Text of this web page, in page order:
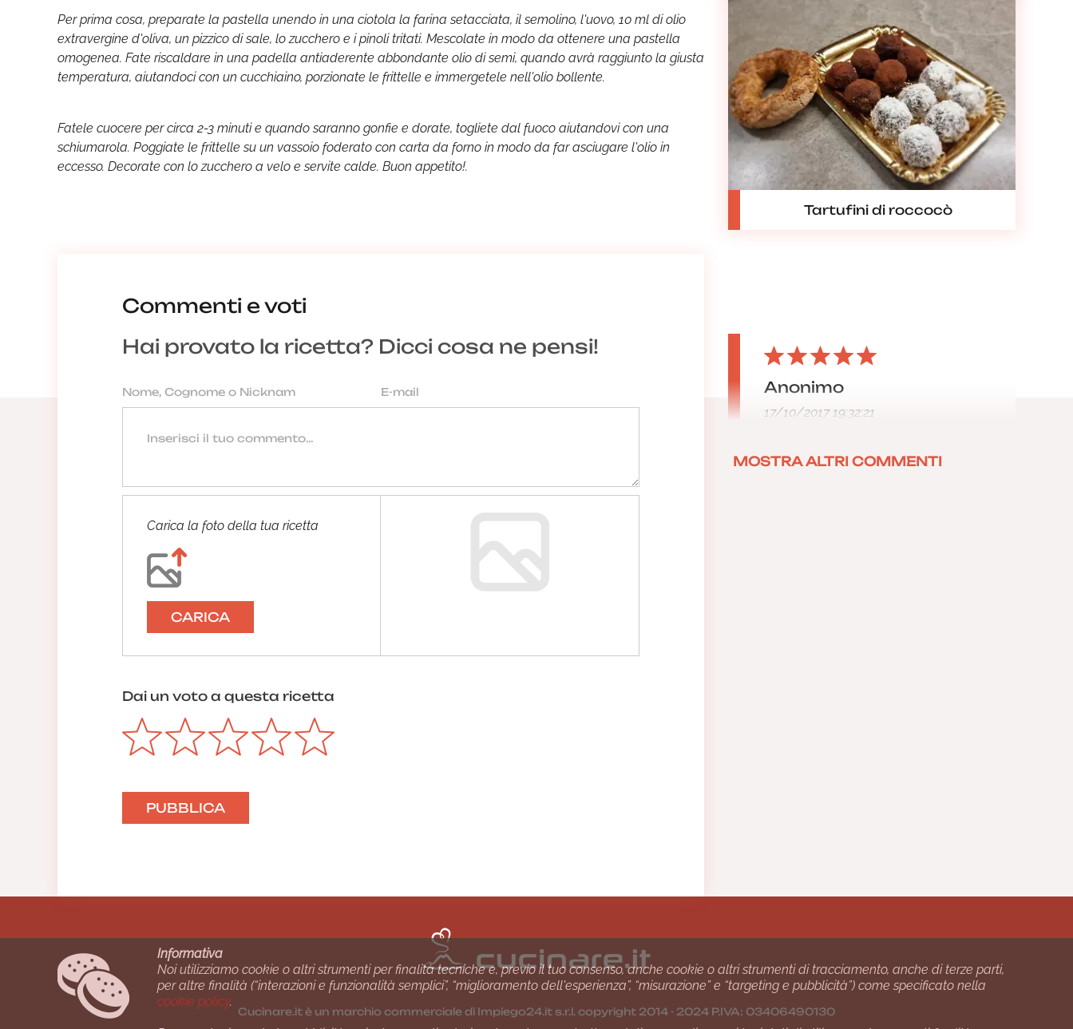
Per prima cosa, preparate la pastella unendo in una ciotola la farina setacciata, il semolino, l'uovo, 10 ml di olio
extravergine d'oliva, un pizzico di sale, lo zucchero e i pinoli tritati. Mescolate in modo da ottenere una pastella
omogenea. Fate riscaldare in una padella antiaderente abbondante olio di semi, quando avrà raggiunto la giusta
temperatura, aiutandoci con un cucchiaino, porzionate le frittelle e immergetele nell'olio bollente.
Fatele cuocere per circa 2-3 minuti e quando saranno gonfie e dorate, togliete dal fuoco aiutandovi con una
schiumarola. Poggiate le frittelle su un vassoio foderato con carta da forno in modo da far asciugare l'olio in
eccesso. Decorate con lo zucchero a velo e servite calde. Buon appetito!.
Tartufini di roccocò
Commenti e voti
Hai provato la ricetta? Dicci cosa ne pensi!
Carica la foto della tua ricetta
CARICA
Dai un voto a questa ricetta
Anonimo
17/10/2017 19:32:21
MOSTRA ALTRI COMMENTI
Cucinare.it è un marchio commerciale di Impiego24.it s.r.l. copyright 2014 - 2024 P.IVA: 03406490130
Informativa
Noi utilizziamo cookie o altri strumenti per finalità tecniche e, previo il tuo consenso, anche cookie o altri strumenti di tracciamento, anche di terze parti,
per altre finalità (“interazioni e funzionalità semplici”, “miglioramento dell'esperienza”, “misurazione” e “targeting e pubblicità”) come specificato nella
cookie policy.